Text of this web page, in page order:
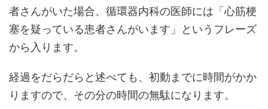
者さんがいた場合、循環器内科の医師には「心筋梗
塞を疑っている患者さんがいます」というフレーズ
から入ります。
経過をだらだらと述べても、初動までに時間がかか
りますので、その分の時間の無駄になります。